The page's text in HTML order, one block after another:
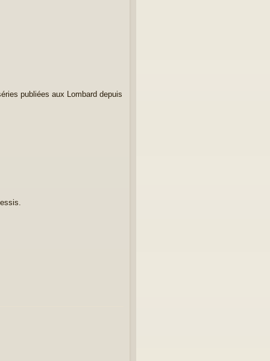
publiées aux Lombard depuis